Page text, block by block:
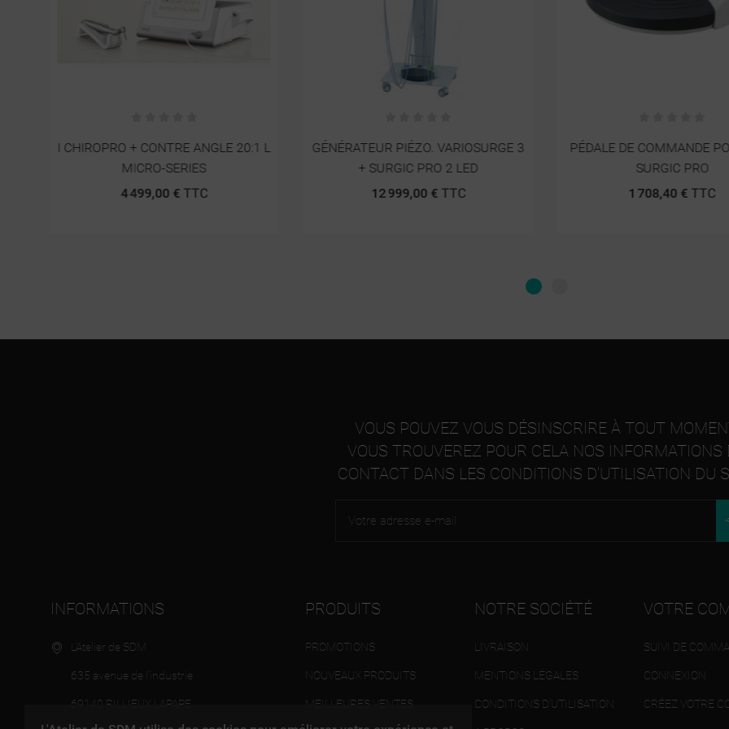
I CHIROPRO + CONTRE ANGLE 20:1 L
MICRO-SERIES
4 499,00 € TTC
GÉNÉRATEUR PIÉZO. VARIOSURGE 3
+ SURGIC PRO 2 LED
12 999,00 € TTC
PÉDALE DE COMMANDE
SURGIC PRO
1 708,40 € TTC
VOUS POUVEZ VOUS DÉSINSCRIRE À TOUT
VOUS TROUVEREZ POUR CELA NOS INFORMATIONS
CONTACT DANS LES CONDITIONS D'UTILISATION DU
INFORMATIONS
L'Atelier de SDM
635 avenue de l'industrie
69140 RILLIEUX LAPAPE
PRODUITS
PROMOTIONS
NOUVEAUX PRODUITS
MEILLEURES VENTES
NOTRE SOCIÉTÉ
LIVRAISON
MENTIONS LÉGALES
CONDITIONS D'UTILISATION
VOTRE
SUIVI DE
CONNEXION
CRÉEZ VOTRE